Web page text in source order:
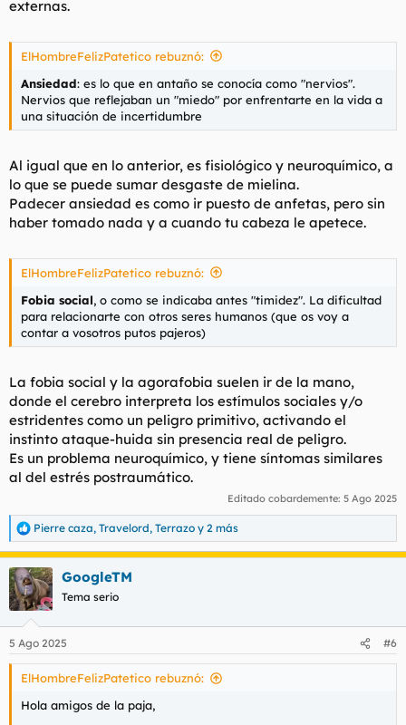
externas.
ElHombreFelizPatetico rebuznó:
Ansiedad: es lo que en antaño se conocía como "nervios".
Nervios que reflejaban un "miedo" por enfrentarte en la vida a
una situación de incertidumbre
Al igual que en lo anterior, es fisiológico y neuroquímico, a
lo que se puede sumar desgaste de mielina.
Padecer ansiedad es como ir puesto de anfetas, pero sin
haber tomado nada y a cuando tu cabeza le apetece.
ElHombreFelizPatetico rebuznó:
Fobia social, o como se indicaba antes "timidez". La dificultad
para relacionarte con otros seres humanos (que os voy a
contar a vosotros putos pajeros)
La fobia social y la agorafobia suelen ir de la mano,
donde el cerebro interpreta los estímulos sociales y/o
estridentes como un peligro primitivo, activando el
instinto ataque-huida sin presencia real de peligro.
Es un problema neuroquímico, y tiene síntomas similares
al del estrés postraumático.
Editado cobardemente: 5 Ago 2025
R
e
a
c
c
i
e
s
Pierre caza, Travelord, Terrazo y 2 más
GoogleTM
Tema serio
5 Ago 2025 #6
ElHombreFelizPatetico rebuznó:
Hola amigos de la paja,